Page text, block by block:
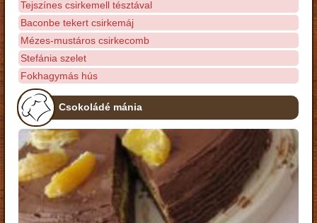
Tejszínes csirkemell tésztával
Baconbe tekert csirkemáj
Mézes-mustáros csirkecomb
Stefánia szelet
Fokhagymás hús
Csokoládé mánia